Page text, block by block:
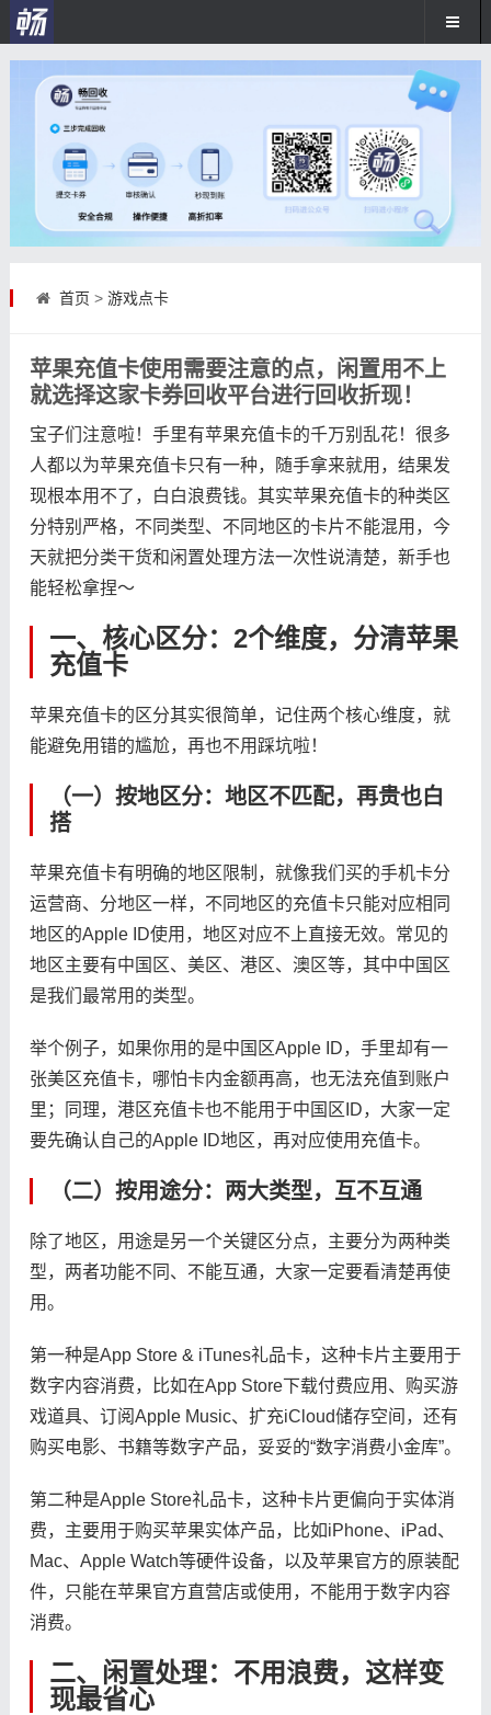
首页 > 游戏点卡
苹果充值卡使用需要注意的点，闲置用不上
就选择这家卡券回收平台进行回收折现！
宝子们注意啦！手里有苹果充值卡的千万别乱花！很多
人都以为苹果充值卡只有一种，随手拿来就用，结果发
现根本用不了，白白浪费钱。其实苹果充值卡的种类区
分特别严格，不同类型、不同地区的卡片不能混用，今
天就把分类干货和闲置处理方法一次性说清楚，新手也
能轻松拿捏～
一、核心区分：2个维度，分清苹果
充值卡
苹果充值卡的区分其实很简单，记住两个核心维度，就
能避免用错的尴尬，再也不用踩坑啦！
（一）按地区分：地区不匹配，再贵也白
搭
苹果充值卡有明确的地区限制，就像我们买的手机卡分
运营商、分地区一样，不同地区的充值卡只能对应相同
地区的Apple ID使用，地区对应不上直接无效。常见的
地区主要有中国区、美区、港区、澳区等，其中中国区
是我们最常用的类型。
举个例子，如果你用的是中国区Apple ID，手里却有一
张美区充值卡，哪怕卡内金额再高，也无法充值到账户
里；同理，港区充值卡也不能用于中国区ID，大家一定
要先确认自己的Apple ID地区，再对应使用充值卡。
（二）按用途分：两大类型，互不互通
除了地区，用途是另一个关键区分点，主要分为两种类
型，两者功能不同、不能互通，大家一定要看清楚再使
用。
第一种是App Store & iTunes礼品卡，这种卡片主要用于
数字内容消费，比如在App Store下载付费应用、购买游
戏道具、订阅Apple Music、扩充iCloud储存空间，还有
购买电影、书籍等数字产品，妥妥的“数字消费小金库”。
第二种是Apple Store礼品卡，这种卡片更偏向于实体消
费，主要用于购买苹果实体产品，比如iPhone、iPad、
Mac、Apple Watch等硬件设备，以及苹果官方的原装配
件，只能在苹果官方直营店或使用，不能用于数字内容
消费。
二、闲置处理：不用浪费，这样变
现最省心